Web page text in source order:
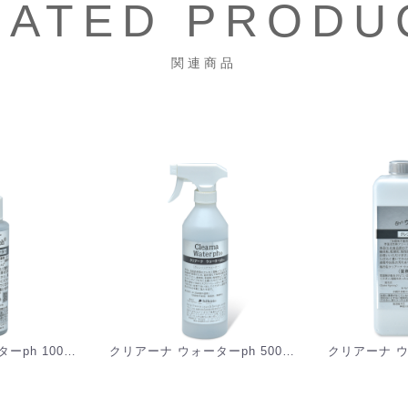
関連商品
クリアーナ ウォーターph 100mL [S-042N] クリアーナ ウォーターph 500mL (トリガータイプ ) [S-042NM]